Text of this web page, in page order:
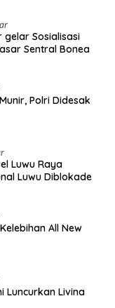
gelar Sosialisasi
Sentral Bonea
Polri Didesak
Luwu Raya
Luwu Diblokade
All New
Luncurkan Livina